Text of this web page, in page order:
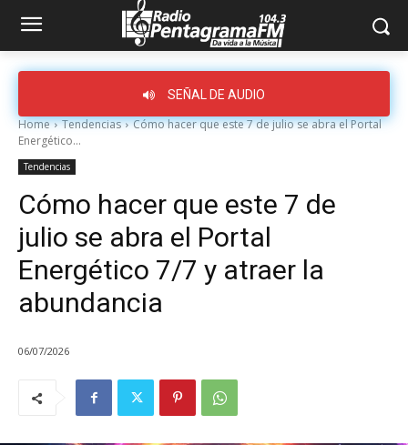
SEÑAL DE AUDIO
Home Tendencias
Cómo hacer que este 7 de julio se abra el Portal
Energético...
Tendencias
Cómo hacer que este 7 de
julio se abra el Portal
Energético 7/7 y atraer la
abundancia
06/07/2026